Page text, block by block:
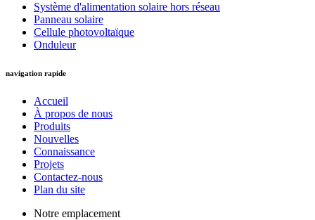
Système d'alimentation solaire hors réseau
Panneau solaire
Cellule photovoltaïque
Onduleur
navigation rapide
Accueil
À propos de nous
Produits
Nouvelles
Connaissance
Projets
Contactez-nous
Plan du site
Notre emplacement